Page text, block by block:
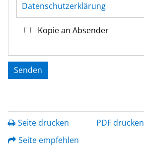
Datenschutz­erklärung
Kopie an Absender
Seite drucken
PDF drucken
Seite empfehlen